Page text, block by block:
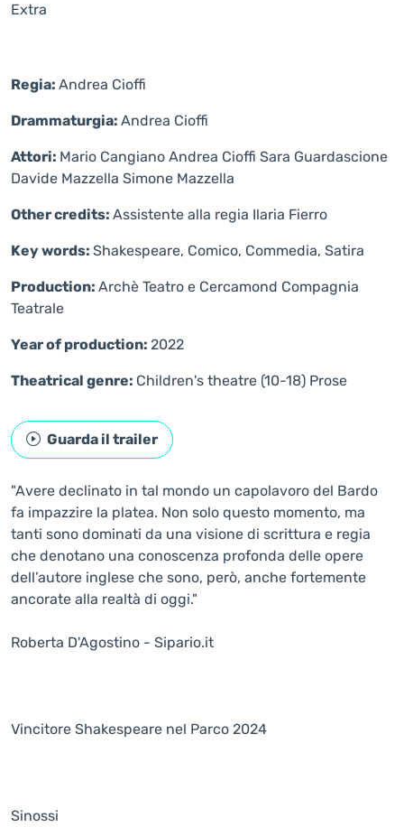
Extra
Regia: Andrea Cioffi
Drammaturgia: Andrea Cioffi
Attori: Mario Cangiano Andrea Cioffi Sara Guardascione
Davide Mazzella Simone Mazzella
Other credits: Assistente alla regia Ilaria Fierro
Key words: Shakespeare, Comico, Commedia, Satira
Production: Archè Teatro e Cercamond Compagnia
Teatrale
Year of production: 2022
Theatrical genre: Children's theatre (10-18) Prose
Guarda il trailer
"Avere declinato in tal mondo un capolavoro del Bardo
fa impazzire la platea. Non solo questo momento, ma
tanti sono dominati da una visione di scrittura e regia
che denotano una conoscenza profonda delle opere
dell’autore inglese che sono, però, anche fortemente
ancorate alla realtà di oggi."
Roberta D'Agostino - Sipario.it
Vincitore Shakespeare nel Parco 2024
Sinossi